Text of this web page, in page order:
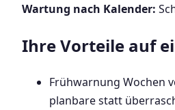
Wartung nach Kalender:
Ihre Vorteile auf
Frühwarnung Wochen
planbare statt